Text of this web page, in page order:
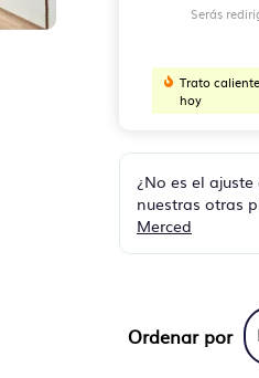
Serás
Trato
hoy
¿No es el
nuestras otras
Merced
Ordenar por